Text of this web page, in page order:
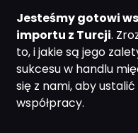
Jesteśmy gotowi
importu z Turcji.
to, i jakie są jego
sukcesu w handlu
się z nami, aby ustalić
współpracy.